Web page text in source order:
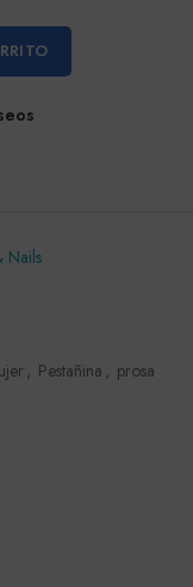
Nails
, Pestañina , prosa